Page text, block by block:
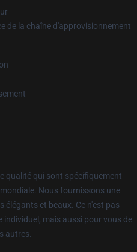
de la chaîne d'approvisionnement
qualité qui sont spécifiquement
Nous fournissons une
élégants et beaux. Ce n'est pas
mais aussi pour vous de
autres.